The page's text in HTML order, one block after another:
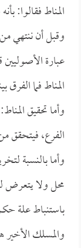
المناط فقالوا:
وقبل أن ننتهي
عبارة الأصوليين
المناط فما
وأما تحقيق
الفرع، فيتحقق
وأما بالنسبة
محل ولا يتعرض
باستنباط علة
والمسلك